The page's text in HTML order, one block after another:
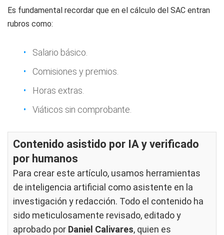
Es fundamental recordar que en el cálculo del SAC entran
rubros como:
Salario básico.
Comisiones y premios.
Horas extras.
Viáticos sin comprobante.
Contenido asistido por IA y verificado
por humanos
Para crear este artículo, usamos herramientas
de inteligencia artificial como asistente en la
investigación y redacción. Todo el contenido ha
sido meticulosamente revisado, editado y
aprobado por Daniel Calivares, quien es